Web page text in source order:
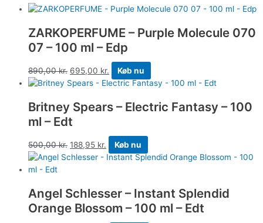
ZARKOPERFUME – Purple Molecule 070
07 – 100 ml – Edp
890,00kr. 695,00 kr. Køb nu
Britney Spears – Electric Fantasy – 100
ml – Edt
500,00kr. 188,95 kr. Køb nu
Angel Schlesser – Instant Splendid
Orange Blossom – 100 ml – Edt